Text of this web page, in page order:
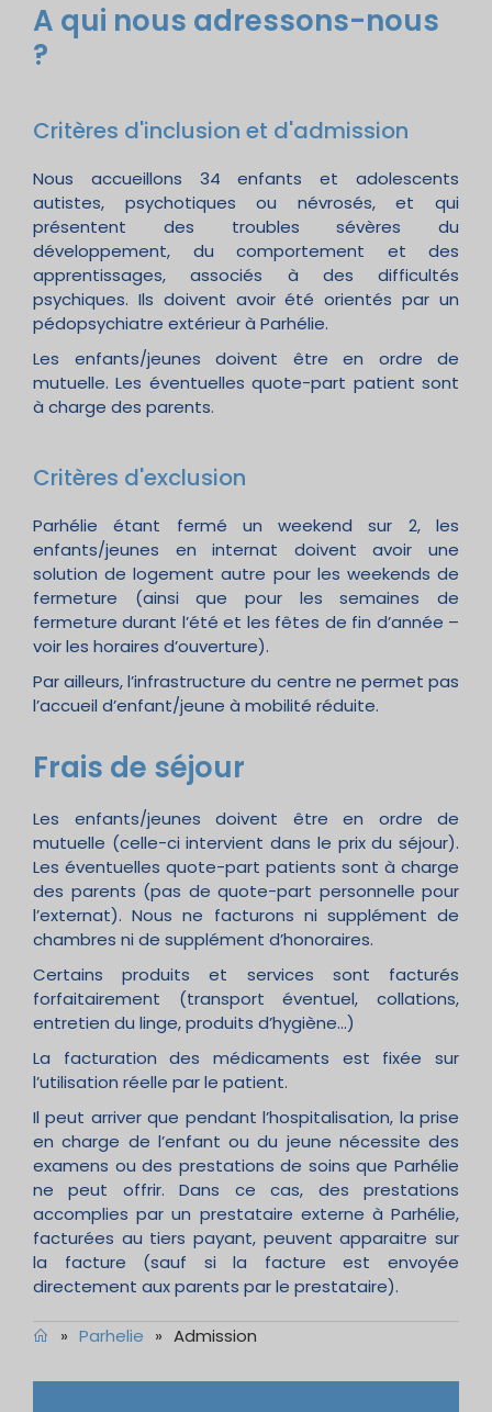
A qui nous adressons-nous
?
Critères d'inclusion et d'admission
Nous accueillons 34 enfants et adolescents
autistes, psychotiques ou névrosés, et qui
présentent des troubles sévères du
développement, du comportement et des
apprentissages, associés à des difficultés
psychiques. Ils doivent avoir été orientés par un
pédopsychiatre extérieur à Parhélie.
Les enfants/jeunes doivent être en ordre de
mutuelle. Les éventuelles quote-part patient sont
à charge des parents.
Critères d'exclusion
Parhélie étant fermé un weekend sur 2, les
enfants/jeunes en internat doivent avoir une
solution de logement autre pour les weekends de
fermeture (ainsi que pour les semaines de
fermeture durant l’été et les fêtes de fin d’année –
voir les horaires d’ouverture).
Par ailleurs, l’infrastructure du centre ne permet pas
l’accueil d’enfant/jeune à mobilité réduite.
Frais de séjour
Les enfants/jeunes doivent être en ordre de
mutuelle (celle-ci intervient dans le prix du séjour).
Les éventuelles quote-part patients sont à charge
des parents (pas de quote-part personnelle pour
l’externat). Nous ne facturons ni supplément de
chambres ni de supplément d’honoraires.
Certains produits et services sont facturés
forfaitairement (transport éventuel, collations,
entretien du linge, produits d’hygiène…)
La facturation des médicaments est fixée sur
l’utilisation réelle par le patient.
Il peut arriver que pendant l’hospitalisation, la prise
en charge de l’enfant ou du jeune nécessite des
examens ou des prestations de soins que Parhélie
ne peut offrir. Dans ce cas, des prestations
accomplies par un prestataire externe à Parhélie,
facturées au tiers payant, peuvent apparaitre sur
la facture (sauf si la facture est envoyée
directement aux parents par le prestataire).
» Parhelie » Admission